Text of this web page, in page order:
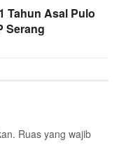
Tahun Asal Pulo
Serang
Ruas yang wajib